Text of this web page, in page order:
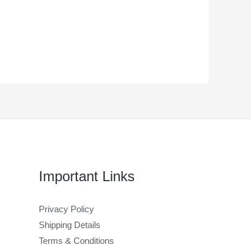
Important Links
Privacy Policy
Shipping Details
Terms & Conditions